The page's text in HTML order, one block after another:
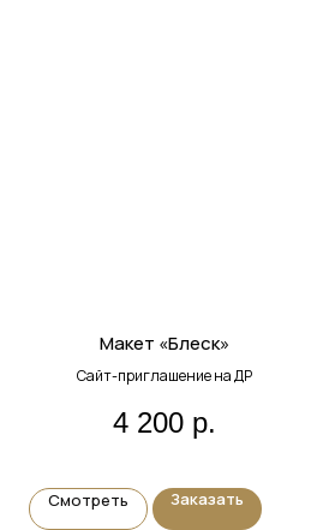
Макет «Блеск»
Сайт-приглашение на ДР
4 200 р.
Смотреть Заказать